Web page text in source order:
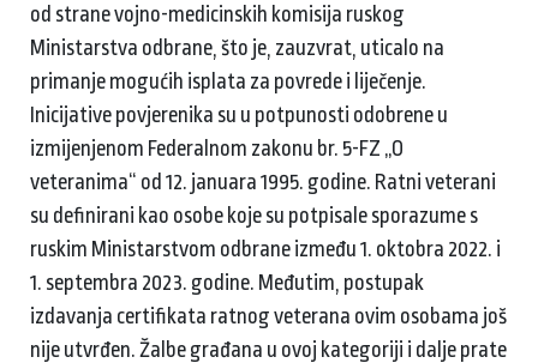
od strane vojno-medicinskih komisija ruskog
Ministarstva odbrane, što je, zauzvrat, uticalo na
primanje mogućih isplata za povrede i liječenje.
Inicijative povjerenika su u potpunosti odobrene u
izmijenjenom Federalnom zakonu br. 5-FZ „O
veteranima“ od 12. januara 1995. godine. Ratni veterani
su definirani kao osobe koje su potpisale sporazume s
ruskim Ministarstvom odbrane između 1. oktobra 2022. i
1. septembra 2023. godine. Međutim, postupak
izdavanja certifikata ratnog veterana ovim osobama još
nije utvrđen. Žalbe građana u ovoj kategoriji i dalje prate